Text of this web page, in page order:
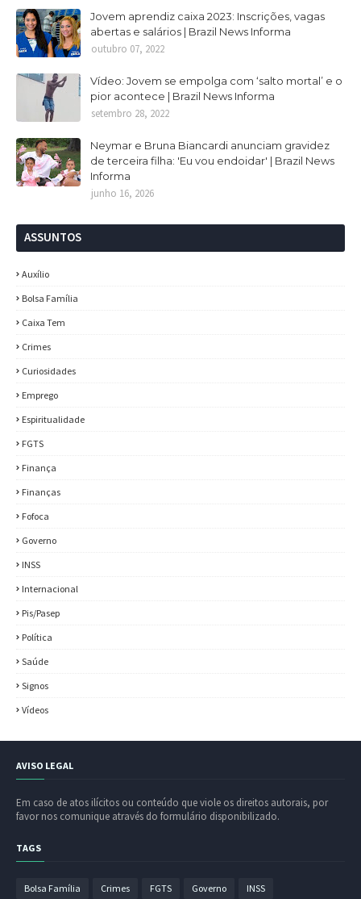
Jovem aprendiz caixa 2023: Inscrições, vagas
abertas e salários | Brazil News Informa
outubro 07, 2022
Vídeo: Jovem se empolga com ‘salto mortal’ e o
pior acontece | Brazil News Informa
setembro 28, 2022
Neymar e Bruna Biancardi anunciam gravidez
de terceira filha: 'Eu vou endoidar' | Brazil News
Informa
junho 16, 2026
ASSUNTOS
Auxílio
Bolsa Família
Caixa Tem
Crimes
Curiosidades
Emprego
Espiritualidade
FGTS
Finança
Finanças
Fofoca
Governo
INSS
Internacional
Pis/Pasep
Política
Saúde
Signos
Vídeos
AVISO LEGAL
Em caso de atos ilícitos ou conteúdo que viole os direitos autorais, por
favor nos comunique através do formulário disponibilizado.
TAGS
Bolsa Família Crimes FGTS Governo INSS